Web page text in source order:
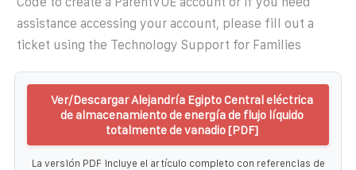
assistance accessing your account, please fill out a
ticket using the Technology Support for Families
Ver/Descargar Alejandría Egipto Central eléctrica
de almacenamiento de energía de flujo líquido
totalmente de vanadio [PDF]
La versión PDF incluye el artículo completo con referencias de